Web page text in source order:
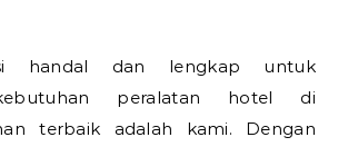
handal dan lengkap untuk
peralatan hotel di
terbaik adalah kami. Dengan